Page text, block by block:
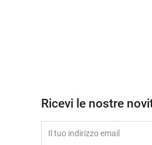
Ricevi le nostre